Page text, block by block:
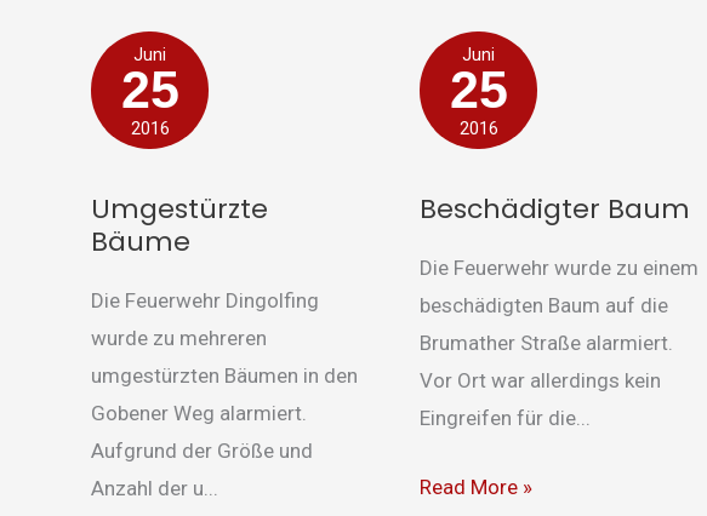
Juni
25
2016
Umgestürzte
Bäume
Die Feuerwehr Dingolfing
wurde zu mehreren
umgestürzten Bäumen in den
Gobener Weg alarmiert.
Aufgrund der Größe und
Anzahl der u...
Umgestürzte
Bäume
Juni
25
2016
Beschädigter Baum
Die Feuerwehr wurde zu einem
beschädigten Baum auf die
Brumather Straße alarmiert.
Vor Ort war allerdings kein
Eingreifen für die...
Beschädigter
Baum
Read More »